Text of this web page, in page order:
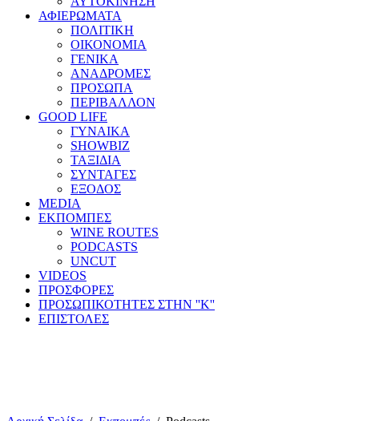
ΑΦΙΕΡΩΜΑΤΑ
ΠΟΛΙΤΙΚΗ
ΟΙΚΟΝΟΜΙΑ
ΓΕΝΙΚΑ
ΑΝΑΔΡΟΜΕΣ
ΠΡΟΣΩΠΑ
ΠΕΡΙΒΑΛΛΟΝ
GOOD LIFE
ΓΥΝΑΙΚΑ
SHOWBIZ
ΤΑΞΙΔΙΑ
ΣΥΝΤΑΓΕΣ
ΕΞΟΔΟΣ
MEDIA
ΕΚΠΟΜΠΕΣ
WINE ROUTES
PODCASTS
UNCUT
VIDEOS
ΠΡΟΣΦΟΡΕΣ
ΠΡΟΣΩΠΙΚΟΤΗΤΕΣ ΣΤΗΝ ''Κ''
ΕΠΙΣΤΟΛΕΣ